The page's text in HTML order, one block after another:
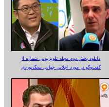
دانلود بخش دوم مجله تلویزیونی شماره 4
گفت‌وگو در مورد اجلاس جهانی سنگ‌نوردی